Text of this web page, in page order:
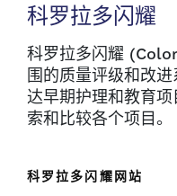
科罗拉多闪耀
科罗拉多闪耀
围的质量评级和改
达早期护理和教育
索和比较各个项目。
科罗拉多闪耀网站